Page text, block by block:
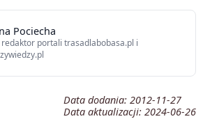
Pociecha
portali trasadlabobasa.pl i
Data dodania: 2012-11-27
Data aktualizacji: 2024-06-26